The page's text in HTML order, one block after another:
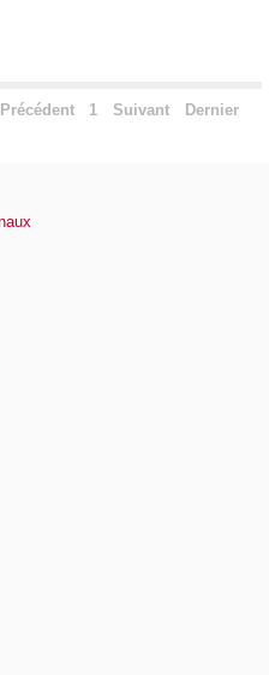
Précédent 1 Suivant Dernier